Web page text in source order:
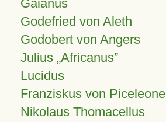
Gaianus
Godefried von Aleth
Godobert von Angers
Julius Africanus
Lucidus
Franziskus von Piceleone
Nikolaus Thomacellus